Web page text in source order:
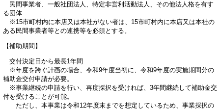
民間事業者、一般社団法人、特定非営利活動法人、その他法人格を有す
る団体
※15市町村内に本店又は本社がない者は、15市町村内に本店又は本社の
ある民間事業者等との連携等を必須とする。
【補助期間】
交付決定日から最長1年間
※年度を跨ぐ計画の場合、令和9年度当初に、令和9年度の実施期間分の
補助金交付申請が必要。
※事業継続の申請を行い、再度採択を受ければ、3年間継続して補助金交
付を受けることが可能。
ただし、本事業は令和12年度末までを想定しているため、事業採択の